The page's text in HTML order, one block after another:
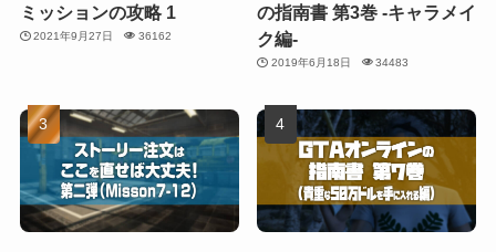
ミッションの攻略 1
2021年9月27日 36162
の指南書 第3巻 -キャラメイ
ク編-
2019年6月18日 34483